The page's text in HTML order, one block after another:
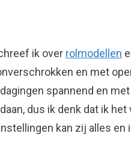
ik over rolmodellen
en met
spannend en
dus ik denk dat ik
kan zij alles